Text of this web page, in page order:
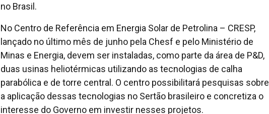
no Brasil.
No Centro de Referência em Energia Solar de Petrolina – CRESP,
lançado no último mês de junho pela Chesf e pelo Ministério de
Minas e Energia, devem ser instaladas, como parte da área de P&D,
duas usinas heliotérmicas utilizando as tecnologias de calha
parabólica e de torre central. O centro possibilitará pesquisas sobre
a aplicação dessas tecnologias no Sertão brasileiro e concretiza o
interesse do Governo em investir nesses projetos.